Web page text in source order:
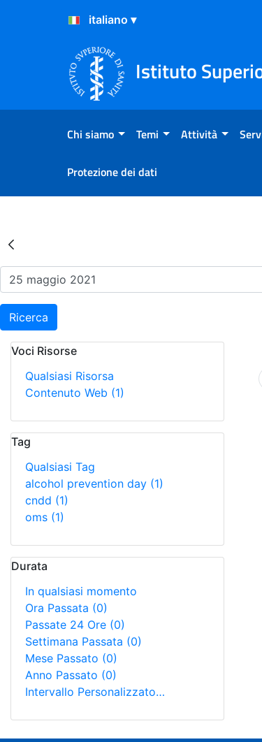
Salta al Contenuto
Salta al Footer
Istituto
Chi siamo Temi Attività
Protezione dei dati
Risultati della Ricerca -
Ricerca
Voci Risorse
Qualsiasi Risorsa
Contenuto Web (1)
Tag
Qualsiasi Tag
alcohol prevention day (1)
cndd (1)
oms (1)
Durata
In qualsiasi momento
Ora Passata (0)
Passate 24 Ore (0)
Settimana Passata (0)
Mese Passato (0)
Anno Passato (0)
Intervallo Personalizzato…